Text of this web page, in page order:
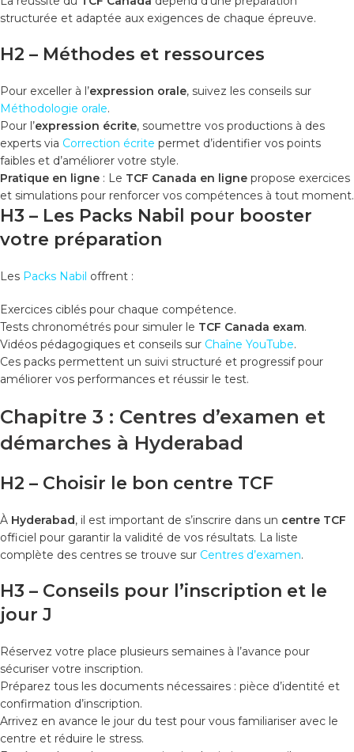
structurée et adaptée aux exigences de chaque épreuve.
H2 – Méthodes et ressources
Pour exceller à l’expression orale, suivez les conseils sur
Méthodologie orale.
Pour l’expression écrite, soumettre vos productions à des
experts via Correction écrite permet d’identifier vos points
faibles et d’améliorer votre style.
Pratique en ligne : Le TCF Canada en ligne propose exercices
et simulations pour renforcer vos compétences à tout moment.
H3 – Les Packs Nabil pour booster
votre préparation
Les Packs Nabil offrent :
Exercices ciblés pour chaque compétence.
Tests chronométrés pour simuler le TCF Canada exam.
Vidéos pédagogiques et conseils sur Chaîne YouTube.
Ces packs permettent un suivi structuré et progressif pour
améliorer vos performances et réussir le test.
Chapitre 3 : Centres d’examen et
démarches à Hyderabad
H2 – Choisir le bon centre TCF
À Hyderabad, il est important de s’inscrire dans un centre TCF
officiel pour garantir la validité de vos résultats. La liste
complète des centres se trouve sur Centres d’examen.
H3 – Conseils pour l’inscription et le
jour J
Réservez votre place plusieurs semaines à l’avance pour
sécuriser votre inscription.
Préparez tous les documents nécessaires : pièce d’identité et
confirmation d’inscription.
Arrivez en avance le jour du test pour vous familiariser avec le
centre et réduire le stress.